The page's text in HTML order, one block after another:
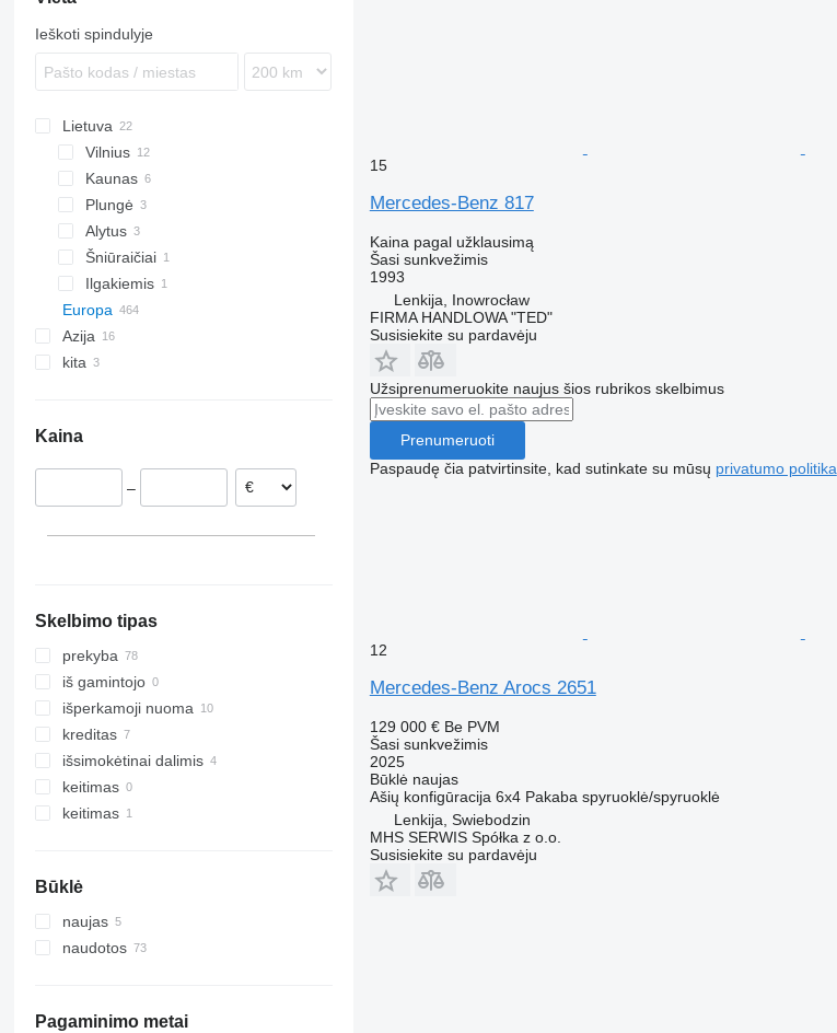
Ieškoti spindulyje
Lietuva
Vilnius
Kaunas
Plungė
Alytus
Šniūraičiai
Ilgakiemis
Europa
Gdańsk
Dąbrowa Tarnowska
Rumunija
Ispanija
Azija
kita
Kaina
–
Skelbimo tipas
prekyba
iš gamintojo
išperkamoji nuoma
kreditas
išsimokėtinai dalimis
keitimas
keitimas
Būklė
naujas
naudotos
Pagaminimo metai
15
Mercedes-Benz 817
Kaina pagal užklausimą
Šasi sunkvežimis
1993
Lenkija, Inowrocław
FIRMA HANDLOWA "TED"
Susisiekite su pardavėju
Užsiprenumeruokite naujus šios rubrikos skelbimus
Prenumeruoti
Paspaudę čia patvirtinsite, kad sutinkate su mūsų privatumo politika
12
Mercedes-Benz Arocs 2651
129 000 € Be PVM
Šasi sunkvežimis
2025
Būklėnaujas
Ašių konfigūracija 6x4 Pakaba spyruoklė/spyruoklė
Lenkija, Swiebodzin
MHS SERWIS Spółka z o.o.
Susisiekite su pardavėju